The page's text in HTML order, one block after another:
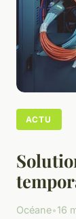
ACTU
Océane•16